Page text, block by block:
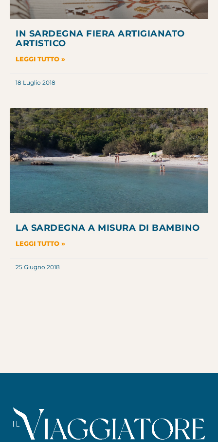
IN SARDEGNA FIERA ARTIGIANATO
ARTISTICO
LEGGI TUTTO »
18 Luglio 2018
LA SARDEGNA A MISURA DI BAMBINO
LEGGI TUTTO »
25 Giugno 2018